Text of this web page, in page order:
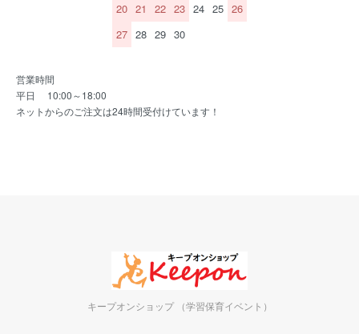
20 21 22 23 24 25 26
27 28 29 30
営業時間
平日 10:00～18:00
ネットからのご注文は24時間受付けています！
キープオンショップ （学習保育イベント）